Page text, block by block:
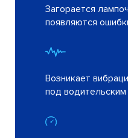
Загорается
появляются
Возникает
под